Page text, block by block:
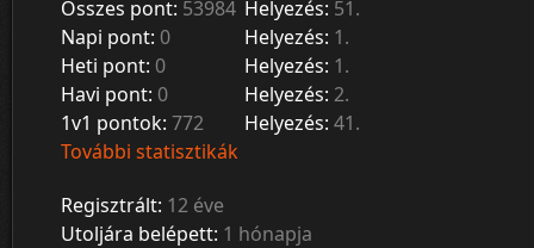
Összes pont: 53984 Helyezés: 51.
Napi pont: 0 Helyezés: 1.
Heti pont: 0 Helyezés: 1.
Havi pont: 0 Helyezés: 2.
1v1 pontok: 772 Helyezés: 41.
További statisztikák
Regisztrált: 12 éve
Utoljára belépett: 1 hónapja